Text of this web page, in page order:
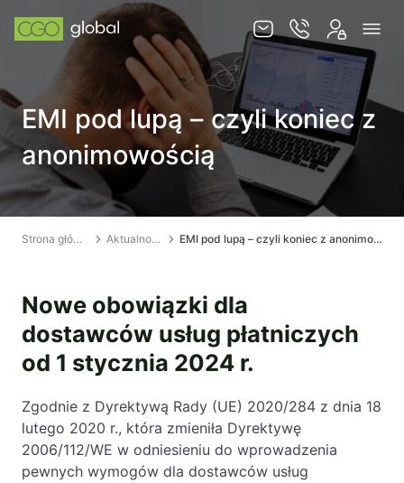
Jurysdykcje
Baza wiedzy
Zespół
Kontakt
SKLEP
EMI pod lupą – czyli koniec z
anonimowością
Strona główna Aktualności EMI pod lupą – czyli koniec z anonimowością
Nowe obowiązki dla
dostawców usług płatniczych
od 1 stycznia 2024 r.
Zgodnie z Dyrektywą Rady (UE) 2020/284 z dnia 18
lutego 2020 r., która zmieniła Dyrektywę
2006/112/WE w odniesieniu do wprowadzenia
pewnych wymogów dla dostawców usług